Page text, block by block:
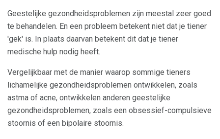
Geestelijke gezondheidsproblemen zijn meestal zeer goed
te behandelen. En een probleem betekent niet dat je tiener
'gek' is. In plaats daarvan betekent dit dat je tiener
medische hulp nodig heeft.
Vergelijkbaar met de manier waarop sommige tieners
lichamelijke gezondheidsproblemen ontwikkelen, zoals
astma of acne, ontwikkelen anderen geestelijke
gezondheidsproblemen, zoals een obsessief-compulsieve
stoornis of een bipolaire stoornis.